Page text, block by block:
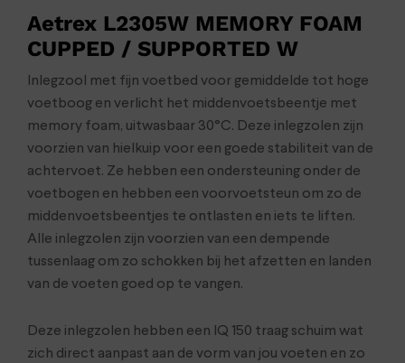
Aetrex L2305W MEMORY FOAM
CUPPED / SUPPORTED W
Inlegzool met fijn voetbed voor gemiddelde tot hoge
voetboog en verlicht het middenvoetsbeentje met
memory foam, uitwasbaar 30°C. Deze inlegzolen zijn
voorzien van hielkuip voor een goede stabiliteit van de
achtervoet. Ze hebben een ondersteuning onder de
voetbogen en hebben een voorvoetsteun om zo de
middenvoetsbeentjes te ontlasten en iets te liften.
Alle inlegzolen zijn voorzien van een dempende
tussenlaag om zo schokken bij het afzetten en landen
van de voeten goed op te vangen.
Deze inlegzolen hebben een IQ 150 traag schuim wat
zich direct aanpast aan de vorm van jou voeten en zo